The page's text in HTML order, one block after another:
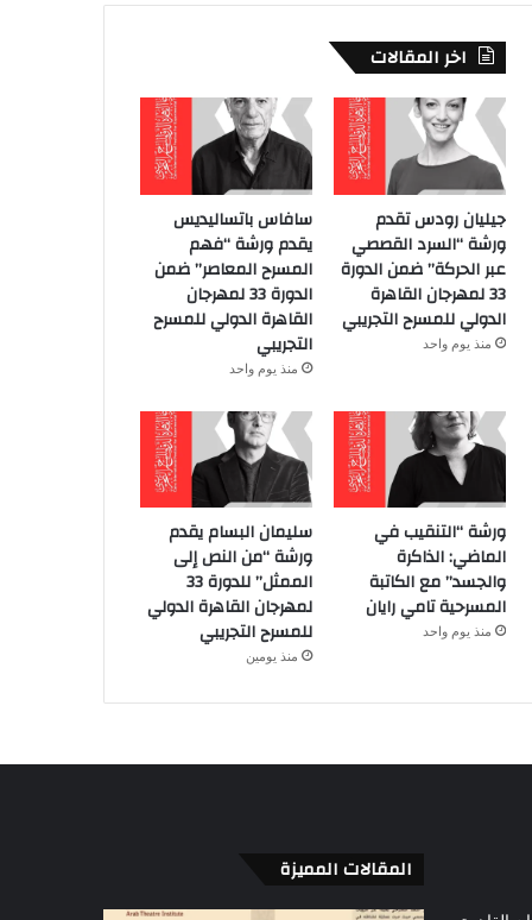
اخر المقالات
جيليان رودس تقدم
ورشة “السرد القصصي
عبر الحركة” ضمن الدورة
33 لمهرجان القاهرة
الدولي للمسرح التجريبي
منذ يوم واحد
سافاس باتساليديس
يقدم ورشة “فهم
المسرح المعاصر” ضمن
الدورة 33 لمهرجان
القاهرة الدولي للمسرح
التجريبي
منذ يوم واحد
ورشة “التنقيب في
الماضي: الذاكرة
والجسد” مع الكاتبة
المسرحية تامي رايان
منذ يوم واحد
سليمان البسام يقدم
ورشة “من النص إلى
الممثل” للدورة 33
لمهرجان القاهرة الدولي
للمسرح التجريبي
منذ يومين
المقالات المميزة